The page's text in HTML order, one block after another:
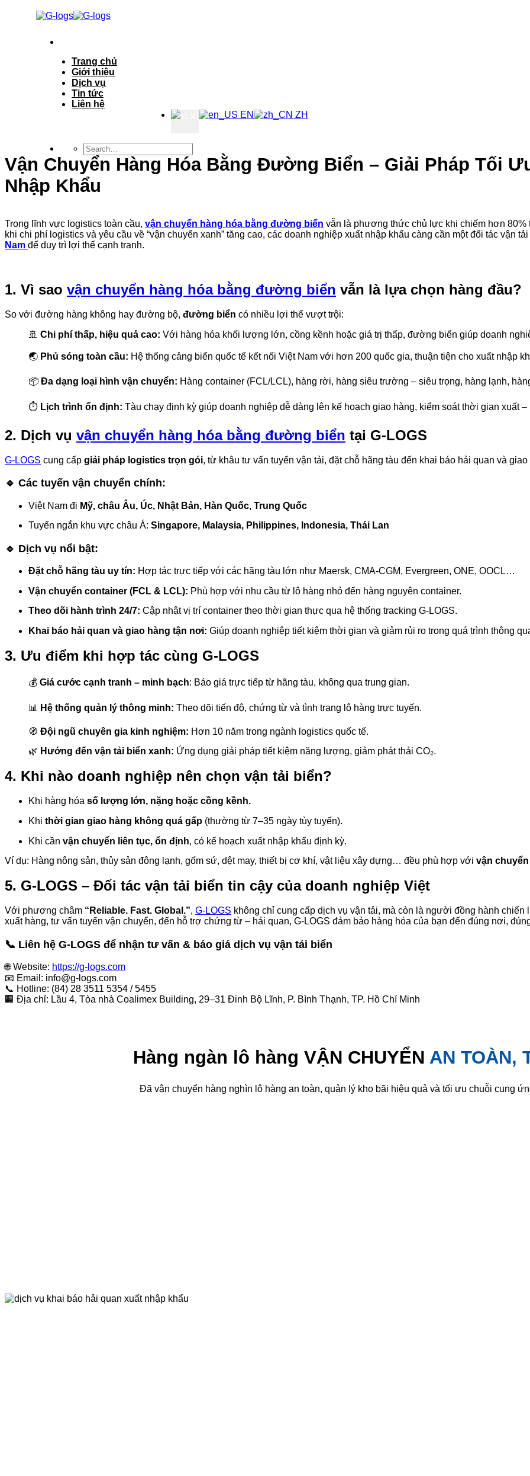
Trang chủ
Giới thiệu
Dịch vụ
Tin tức
Liên hệ
EN ZH
Vận Chuyển Hàng Hóa Bằng Đường Biển – Giải Pháp Tối
Nhập Khẩu
Trong lĩnh vực logistics toàn cầu, vận chuyển hàng hóa bằng đường biển vẫn là phương thức chủ lực khi chiếm hơn
khi chi phí logistics và yêu cầu về “vận chuyển xanh” tăng cao, các doanh nghiệp xuất nhập khẩu càng cần một đối tác vận
Nam để duy trì lợi thế cạnh tranh.
1. Vì sao vận chuyển hàng hóa bằng đường biển vẫn là lựa chọn hàng đầu?
So với đường hàng không hay đường bộ, đường biển có nhiều lợi thế vượt trội:
🚢 Chi phí thấp, hiệu quả cao: Với hàng hóa khối lượng lớn, cồng kềnh hoặc giá trị thấp, đường biển giúp doanh
🌏 Phủ sóng toàn cầu: Hệ thống cảng biển quốc tế kết nối Việt Nam với hơn 200 quốc gia, thuận tiện cho xuất nhập
📦 Đa dạng loại hình vận chuyển: Hàng container (FCL/LCL), hàng rời, hàng siêu trường – siêu trọng, hàng lạnh,
⏱ Lịch trình ổn định: Tàu chạy định kỳ giúp doanh nghiệp dễ dàng lên kế hoạch giao hàng, kiểm soát thời gian xuất –
2. Dịch vụ vận chuyển hàng hóa bằng đường biển tại G-LOGS
G-LOGS cung cấp giải pháp logistics trọn gói, từ khâu tư vấn tuyến vận tải, đặt chỗ hãng tàu đến khai báo hải quan và
🔹 Các tuyến vận chuyển chính:
Việt Nam đi Mỹ, châu Âu, Úc, Nhật Bản, Hàn Quốc, Trung Quốc
Tuyến ngắn khu vực châu Á: Singapore, Malaysia, Philippines, Indonesia, Thái Lan
🔹 Dịch vụ nổi bật:
Đặt chỗ hãng tàu uy tín: Hợp tác trực tiếp với các hãng tàu lớn như Maersk, CMA-CGM, Evergreen, ONE, OOCL…
Vận chuyển container (FCL & LCL): Phù hợp với nhu cầu từ lô hàng nhỏ đến hàng nguyên container.
Theo dõi hành trình 24/7: Cập nhật vị trí container theo thời gian thực qua hệ thống tracking G-LOGS.
Khai báo hải quan và giao hàng tận nơi: Giúp doanh nghiệp tiết kiệm thời gian và giảm rủi ro trong quá trình thông
3. Ưu điểm khi hợp tác cùng G-LOGS
💰 Giá cước cạnh tranh – minh bạch: Báo giá trực tiếp từ hãng tàu, không qua trung gian.
📊 Hệ thống quản lý thông minh: Theo dõi tiến độ, chứng từ và tình trạng lô hàng trực tuyến.
🧭 Đội ngũ chuyên gia kinh nghiệm: Hơn 10 năm trong ngành logistics quốc tế.
🌿 Hướng đến vận tải biển xanh: Ứng dụng giải pháp tiết kiệm năng lượng, giảm phát thải CO₂.
4. Khi nào doanh nghiệp nên chọn vận tải biển?
Khi hàng hóa số lượng lớn, nặng hoặc cồng kềnh.
Khi thời gian giao hàng không quá gấp (thường từ 7–35 ngày tùy tuyến).
Khi cần vận chuyển liên tục, ổn định, có kế hoạch xuất nhập khẩu định kỳ.
Ví dụ: Hàng nông sản, thủy sản đông lạnh, gốm sứ, dệt may, thiết bị cơ khí, vật liệu xây dựng… đều phù hợp với vận
5. G-LOGS – Đối tác vận tải biển tin cậy của doanh nghiệp Việt
Với phương châm “Reliable. Fast. Global.”, G-LOGS không chỉ cung cấp dịch vụ vận tải, mà còn là người đồng hành
xuất hàng, tư vấn tuyến vận chuyển, đến hỗ trợ chứng từ – hải quan, G-LOGS đảm bảo hàng hóa của bạn đến đúng nơi,
📞 Liên hệ G-LOGS để nhận tư vấn & báo giá dịch vụ vận tải biển
🌐 Website: https://g-logs.com
📧 Email: info@g-logs.com
📞 Hotline: (84) 28 3511 5354 / 5455
🏢 Địa chỉ: Lầu 4, Tòa nhà Coalimex Building, 29–31 Đinh Bộ Lĩnh, P. Bình Thạnh, TP. Hồ Chí Minh
Hàng ngàn lô hàng VẬN CHUYỂN AN TOÀN,
Đã vận chuyển hàng nghìn lô hàng an toàn, quản lý kho bãi hiệu quả và tối ưu chuỗi cung